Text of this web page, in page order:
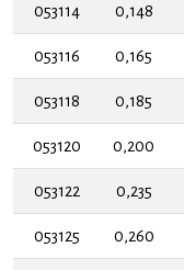
053114 0,148
053116 0,165
053118 0,185
053120 0,200
053122 0,235
053125 0,260